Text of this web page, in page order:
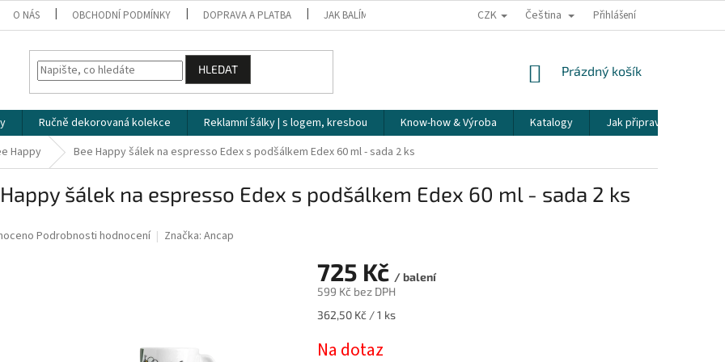
O NÁS OBCHODNÍ PODMÍNKY DOPRAVA A PLATBA JAK BALÍME NAŠE ZÁSILKY PŘEPRAVA KŘEHKÉHO ZBOŽÍ KORESPONDENČNÍ
CZK Čeština Přihlášení
HLEDAT
NÁKUPNÍ
Prázdný košík
Ručně dekorovaná kolekce Reklamní šálky | s logem, kresbou Know-how & Výroba Katalogy
Jak připravit espresso
Happy Bee Happy šálek na espresso Edex s podšálkem Edex 60 ml - sada 2 ks
šálek na espresso Edex s podšálkem Edex 60 ml - sada 2 ks
Podrobnosti hodnocení Značka: Ancap
725 Kč / balení
599 Kč bez DPH
Měrná
362,50 Kč / 1 ks
Na dotaz